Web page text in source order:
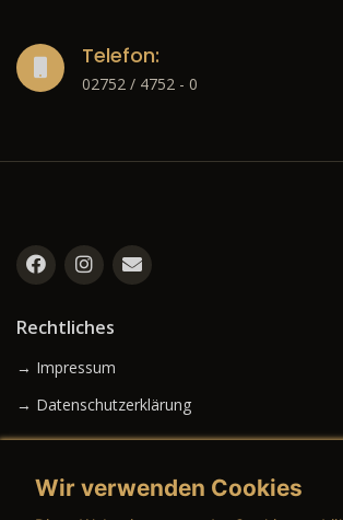
Telefon:
02752 / 4752 - 0
Rechtliches
→ Impressum
→ Datenschutzerklärung
Wir verwenden Cookies